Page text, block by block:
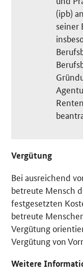
(ipb)
seiner
Vergütung
Bei ausreichend
betreute Mensch
festgesetzten
betreute
Vergütung
Vergütung von
Weitere